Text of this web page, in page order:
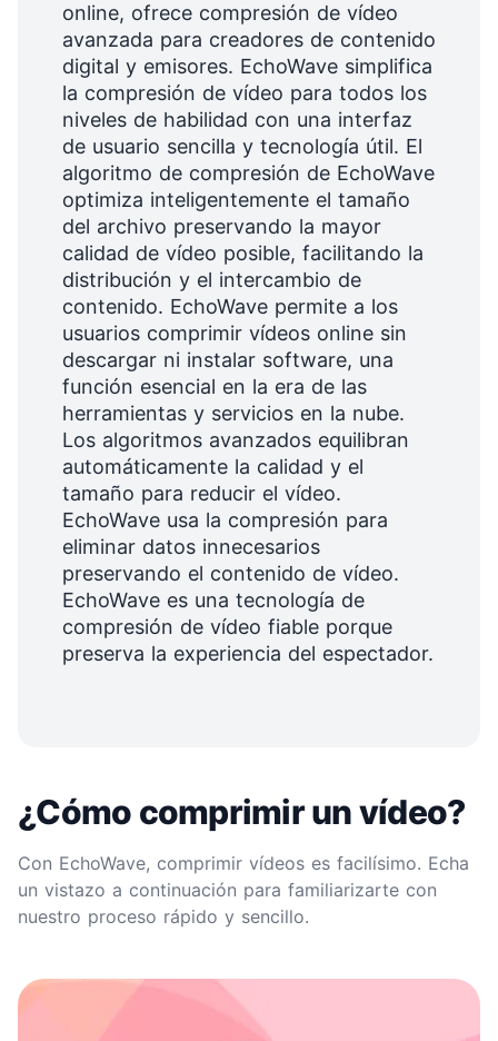
online, ofrece compresión de vídeo
avanzada para creadores de contenido
digital y emisores. EchoWave simplifica
la compresión de vídeo para todos los
niveles de habilidad con una interfaz
de usuario sencilla y tecnología útil. El
algoritmo de compresión de EchoWave
optimiza inteligentemente el tamaño
del archivo preservando la mayor
calidad de vídeo posible, facilitando la
distribución y el intercambio de
contenido. EchoWave permite a los
usuarios comprimir vídeos online sin
descargar ni instalar software, una
función esencial en la era de las
herramientas y servicios en la nube.
Los algoritmos avanzados equilibran
automáticamente la calidad y el
tamaño para reducir el vídeo.
EchoWave usa la compresión para
eliminar datos innecesarios
preservando el contenido de vídeo.
EchoWave es una tecnología de
compresión de vídeo fiable porque
preserva la experiencia del espectador.
¿Cómo comprimir un vídeo?
Con EchoWave, comprimir vídeos es facilísimo. Echa
un vistazo a continuación para familiarizarte con
nuestro proceso rápido y sencillo.